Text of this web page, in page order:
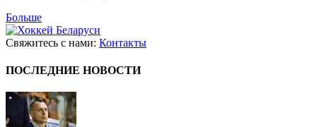
Больше
Свяжитесь с нами: Контакты
ПОСЛЕДНИЕ НОВОСТИ